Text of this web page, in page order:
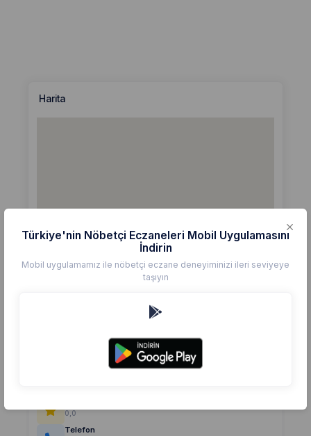
Harita
0,0
Telefon
Türkiye'nin Nöbetçi Eczaneleri Mobil Uygulamasını
İndirin
Mobil uygulamamız ile nöbetçi eczane deneyiminizi ileri seviyeye
taşıyın